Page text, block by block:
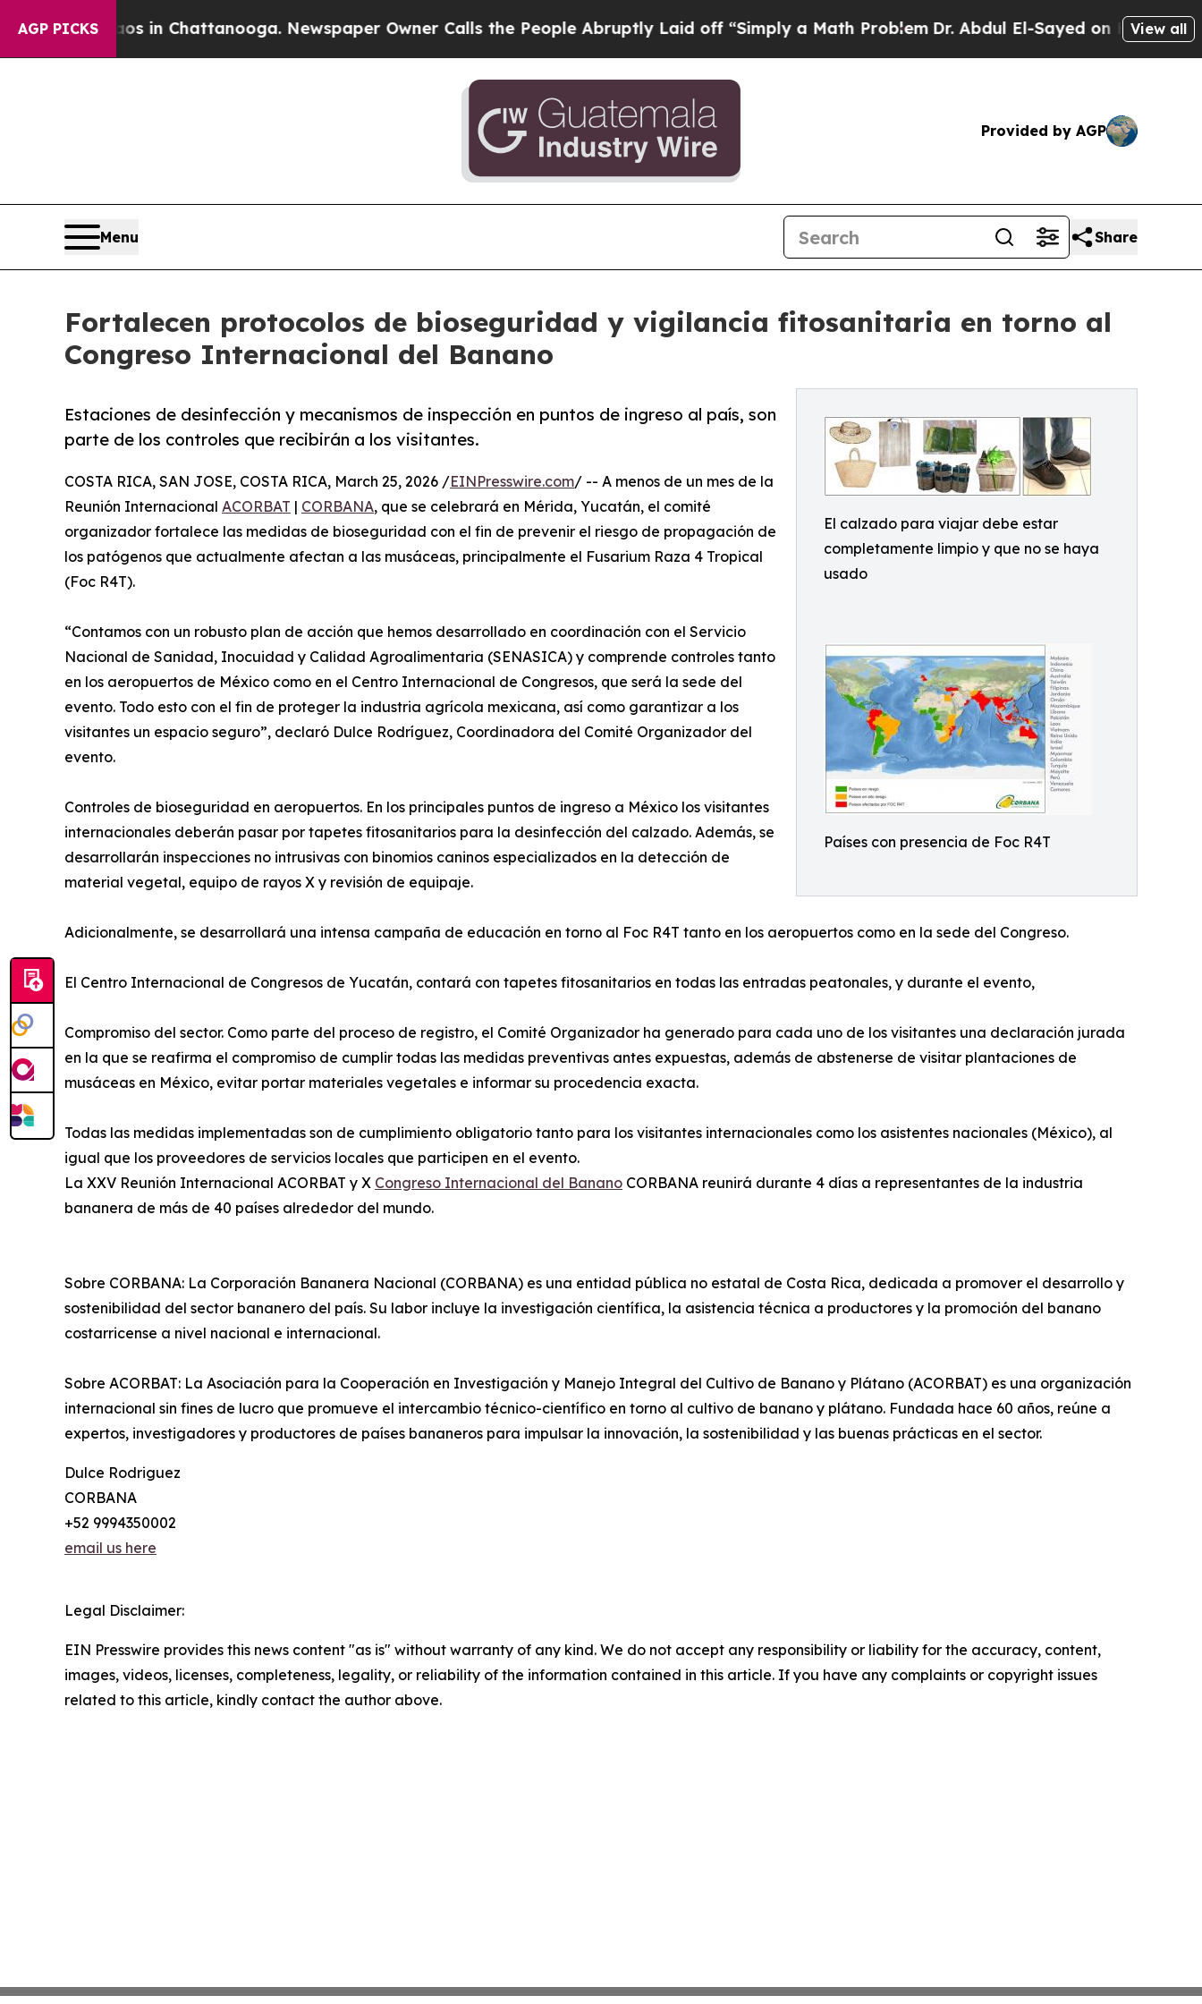
AGP PICKS
Chaos in Chattanooga. Newspaper Owner Calls the People Abruptly Laid off “Simply a Math ProblemDr. Abdul El-Sayed on Historic View all
Provided by AGP
Menu Share
Fortalecen protocolos de bioseguridad y vigilancia fitosanitaria en torno al
Congreso Internacional del Banano
El calzado para viajar debe estar
completamente limpio y que no se haya
usado
Países con presencia de Foc R4T
Estaciones de desinfección y mecanismos de inspección en puntos de ingreso al país, son
parte de los controles que recibirán a los visitantes.
COSTA RICA, SAN JOSE, COSTA RICA, March 25, 2026 /EINPresswire.com/ -- A menos de un mes de la
Reunión Internacional ACORBAT | CORBANA, que se celebrará en Mérida, Yucatán, el comité
organizador fortalece las medidas de bioseguridad con el fin de prevenir el riesgo de propagación de
los patógenos que actualmente afectan a las musáceas, principalmente el Fusarium Raza 4 Tropical
(Foc R4T).
“Contamos con un robusto plan de acción que hemos desarrollado en coordinación con el Servicio
Nacional de Sanidad, Inocuidad y Calidad Agroalimentaria (SENASICA) y comprende controles tanto
en los aeropuertos de México como en el Centro Internacional de Congresos, que será la sede del
evento. Todo esto con el fin de proteger la industria agrícola mexicana, así como garantizar a los
visitantes un espacio seguro”, declaró Dulce Rodríguez, Coordinadora del Comité Organizador del
evento.
Controles de bioseguridad en aeropuertos. En los principales puntos de ingreso a México los visitantes
internacionales deberán pasar por tapetes fitosanitarios para la desinfección del calzado. Además, se
desarrollarán inspecciones no intrusivas con binomios caninos especializados en la detección de
material vegetal, equipo de rayos X y revisión de equipaje.
Adicionalmente, se desarrollará una intensa campaña de educación en torno al Foc R4T tanto en los aeropuertos como en la sede del Congreso.
El Centro Internacional de Congresos de Yucatán, contará con tapetes fitosanitarios en todas las entradas peatonales, y durante el evento,
Compromiso del sector. Como parte del proceso de registro, el Comité Organizador ha generado para cada uno de los visitantes una declaración jurada
en la que se reafirma el compromiso de cumplir todas las medidas preventivas antes expuestas, además de abstenerse de visitar plantaciones de
musáceas en México, evitar portar materiales vegetales e informar su procedencia exacta.
Todas las medidas implementadas son de cumplimiento obligatorio tanto para los visitantes internacionales como los asistentes nacionales (México), al
igual que los proveedores de servicios locales que participen en el evento.
La XXV Reunión Internacional ACORBAT y X Congreso Internacional del Banano CORBANA reunirá durante 4 días a representantes de la industria
bananera de más de 40 países alrededor del mundo.
Sobre CORBANA: La Corporación Bananera Nacional (CORBANA) es una entidad pública no estatal de Costa Rica, dedicada a promover el desarrollo y
sostenibilidad del sector bananero del país. Su labor incluye la investigación científica, la asistencia técnica a productores y la promoción del banano
costarricense a nivel nacional e internacional.
Sobre ACORBAT: La Asociación para la Cooperación en Investigación y Manejo Integral del Cultivo de Banano y Plátano (ACORBAT) es una organización
internacional sin fines de lucro que promueve el intercambio técnico-científico en torno al cultivo de banano y plátano. Fundada hace 60 años, reúne a
expertos, investigadores y productores de países bananeros para impulsar la innovación, la sostenibilidad y las buenas prácticas en el sector.
Dulce Rodriguez
CORBANA
+52 9994350002
email us here
Legal Disclaimer:
EIN Presswire provides this news content "as is" without warranty of any kind. We do not accept any responsibility or liability for the accuracy, content,
images, videos, licenses, completeness, legality, or reliability of the information contained in this article. If you have any complaints or copyright issues
related to this article, kindly contact the author above.